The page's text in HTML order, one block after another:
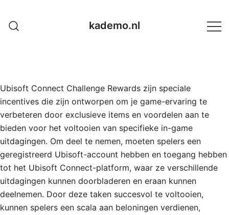
content
kademo.nl
Ubisoft Connect Challenge Rewards zijn speciale
incentives die zijn ontworpen om je game-ervaring te
verbeteren door exclusieve items en voordelen aan te
bieden voor het voltooien van specifieke in-game
uitdagingen. Om deel te nemen, moeten spelers een
geregistreerd Ubisoft-account hebben en toegang hebben
tot het Ubisoft Connect-platform, waar ze verschillende
uitdagingen kunnen doorbladeren en eraan kunnen
deelnemen. Door deze taken succesvol te voltooien,
kunnen spelers een scala aan beloningen verdienen,